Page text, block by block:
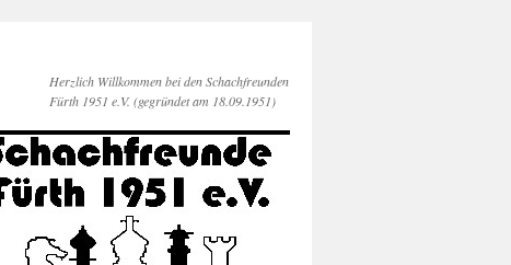
Herzlich Willkommen bei den Schachfreunden
Fürth 1951 e.V. (gegründet am 18.09.1951)